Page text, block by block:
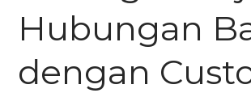
Hubungan
dengan